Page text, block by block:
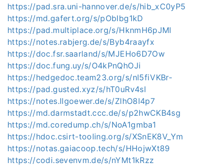
https://pad.sra.uni-hannover.de/s/hib_xC0yP5
https://md.gafert.org/s/pObIbg1kD
https://pad.multiplace.org/s/HknmH6pJMl
https://notes.rabjerg.de/s/Byb4raayfx
https://doc.fsr.saarland/s/MJEHo6D7Ow
https://doc.fung.uy/s/O4kPnQhOJi
https://hedgedoc.team23.org/s/nl5fiVKBr-
https://pad.gusted.xyz/s/hT0uRv4sl
https://notes.llgoewer.de/s/ZlhO8l4p7
https://md.darmstadt.ccc.de/s/p2hwCKB4sg
https://md.coredump.ch/s/NoA1gmba1
https://hdoc.csirt-tooling.org/s/XSnEK8V_Ym
https://notas.gaiacoop.tech/s/HHojwXt89
https://codi.sevenvm.de/s/nYMt1kRzz